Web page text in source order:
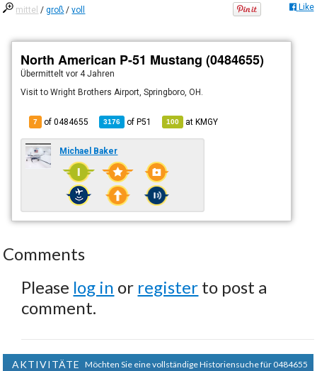
mittel /groß /voll Like
North American P-51 Mustang (0484655)
Übermitteltvor 4 Jahren
Visit to Wright Brothers Airport, Springboro, OH.
7 of 0484655 3176 ofP51 100 atKMGY
Michael Baker
Comments
Please log in or register to post a
comment.
AKTIVITÄTE
Möchten Sie eine vollständige Historiensuche für 0484655